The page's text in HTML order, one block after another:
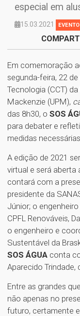
especial em
15.03.2021
Em comemoração
segunda-feira, 22
Tecnologia (CCT)
Mackenzie (UPM),
das 8h30, o SOS
para debater e
medidas
A edição de 2021
virtual e será aberta
contará com a
presidente da
Júnior; o
CPFL Renováveis,
o engenheiro e
Sustentável da
SOS ÁGUA conta
Aparecido Trindade,
Entre as grandes
não apenas no
futuro, certamente